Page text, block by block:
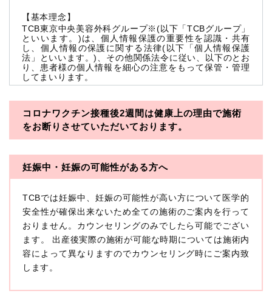
【基本理念】
TCB東京中央美容外科グループ※(以下「TCBグループ」
といいます。)は、個人情報保護の重要性を認識・共有
し、個人情報の保護に関する法律(以下「個人情報保護
法」といいます。)、その他関係法令に従い、以下のとお
り、患者様の個人情報を細心の注意をもって保管・管理
してまいります。
※TCBグループとは以下を総称していいます。
・一般社団法人メディカルアライアンス
・医療法人社団創彩会
本プライバシーポリシーにおいて「個人情報」とは、生
存する個人に関する情報であって、当該情報に含まれる
氏名、生年月日その他の記述等により特定の個人を識別
できるもの又は個人識別符号（個人情報保護委員会の政
令に準じます。）が含まれるものをいいます。
収集した患者様に関する情報には、単独のままでは特定
の個人を識別できない情報もありますが、他の情報と組
み合わせることにより特定の個人を識別できる場合、か
に扱うものとします。
コロナワクチン接種後2週間は健康上の理由で施術
をお断りさせていただいております。
妊娠中・妊娠の可能性がある方へ
TCBでは妊娠中、妊娠の可能性が高い方について医学的
安全性が確保出来ないため全ての施術のご案内を行って
おりません。カウンセリングのみでしたら可能でござい
ます。 出産後実際の施術が可能な時期については施術内
容によって異なりますのでカウンセリング時にご案内致
します。